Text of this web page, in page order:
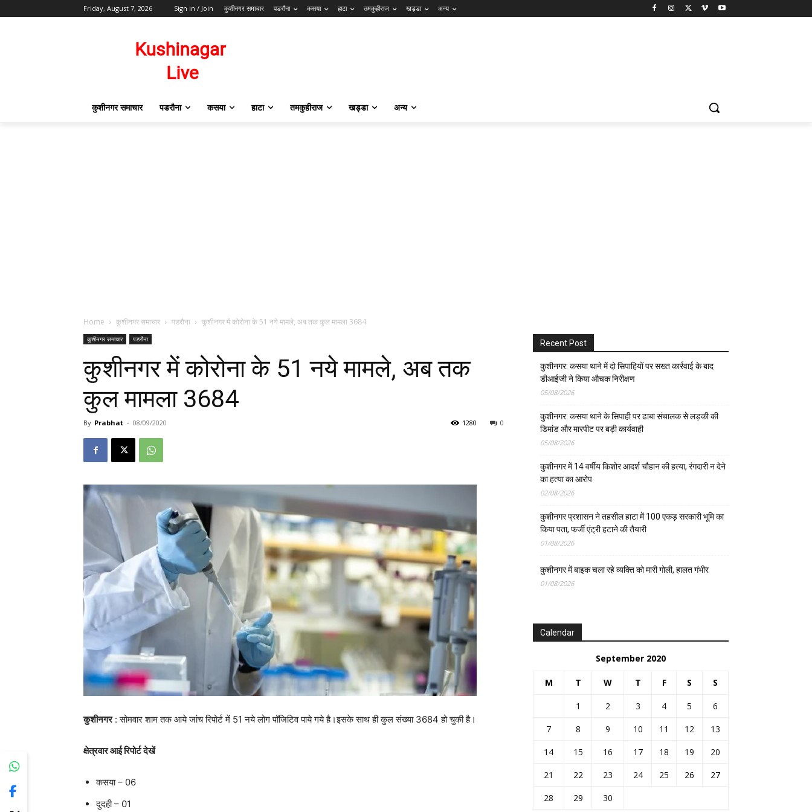
Friday, August 7, 2026 Sign in / Join कुशीनगर समाचार पडरौना कसया हाटा तमकुहीराज खड्डा अन्य
कुशीनगर समाचार पडरौना कसया हाटा तमकुहीराज खड्डा अन्य
Home कुशीनगर समाचार पडरौना कुशीनगर में कोरोना के 51 नये मामले, अब तक कुल मामला 3684
कुशीनगर समाचार पडरौना
कुशीनगर में कोरोना के 51 नये मामले, अब तक
कुल मामला 3684
By Prabhat - 08/09/2020 0
1280
कुशीनगर: सोमवार शाम तक आये जांच रिपोर्ट में 51 नये लोग पॉजिटिव पाये गये है।इसके साथ ही कुल संख्या 3684 हो चुकी है।
क्षेत्रवार आई रिपोर्ट देखें
कसया – 06
दुदही – 01
Recent Post
कुशीनगर: कसया थाने में दो सिपाहियों पर सख्त कार्रवाई के बाद
डीआईजी ने किया औचक निरीक्षण
05/08/2026
कुशीनगर: कसया थाने के सिपाही पर ढाबा संचालक से लड़की की
डिमांड और मारपीट पर बड़ी कार्यवाही
05/08/2026
कुशीनगर में 14 वर्षीय किशोर आदर्श चौहान की हत्या, रंगदारी न देने
का हत्या का आरोप
02/08/2026
कुशीनगर प्रशासन ने तहसील हाटा में 100 एकड़ सरकारी भूमि का
किया पता, फर्जी एंट्री हटाने की तैयारी
01/08/2026
कुशीनगर में बाइक चला रहे व्यक्ति को मारी गोली, हालत गंभीर
01/08/2026
Calendar
September 2020
M T W T F S S
1 2 3 4 5
6
7
8 9 10 11 12
13
14
15 16 17 18 19
20
21
22 23 24 25 26
27
28
29
30